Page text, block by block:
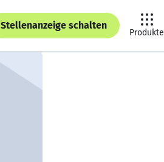
Stellenanzeige schalten
Produkte